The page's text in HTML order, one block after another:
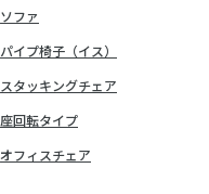
ソファ
パイプ椅子（イス）
スタッキングチェア
座回転タイプ
オフィスチェア